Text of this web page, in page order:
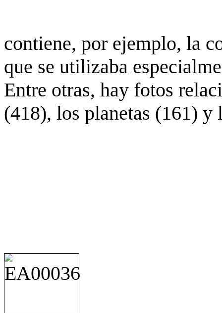
contiene, por ejemplo, la
que se utilizaba
Entre otras, hay fotos
(418), los planetas (161) y